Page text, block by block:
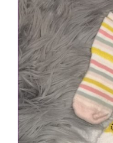
IN DEN